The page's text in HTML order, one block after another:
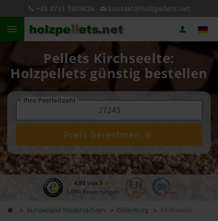
+49 8731 7409626 kontakt@holzpellets.net
Pellets Kirchseelte:
Holzpellets günstig bestellen
Ihre Postleitzahl
Preis berechnen
4,93 von 5
5.084 Bewertungen
Bundesland Niedersachsen Oldenburg Kirchseelte